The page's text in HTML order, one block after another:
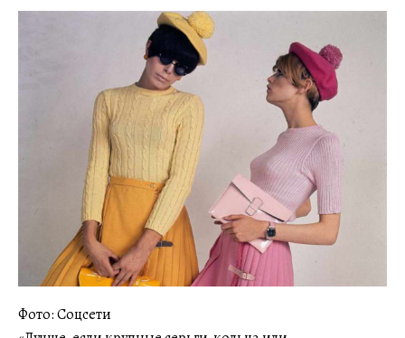
Фото: Соцсети